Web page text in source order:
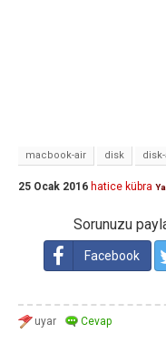
macbook-air disk disk-
25 Ocak 2016 hatice kübra
Sorunuzu
Facebook